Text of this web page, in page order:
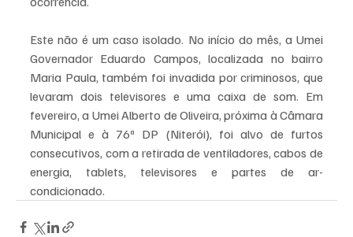
Este não é um caso isolado. No início do mês, a Umei
Governador Eduardo Campos, localizada no bairro
Maria Paula, também foi invadida por criminosos, que
levaram dois televisores e uma caixa de som. Em
fevereiro, a Umei Alberto de Oliveira, próxima à Câmara
Municipal e à 76ª DP (Niterói), foi alvo de furtos
consecutivos, com a retirada de ventiladores, cabos de
energia, tablets, televisores e partes de ar-
condicionado.